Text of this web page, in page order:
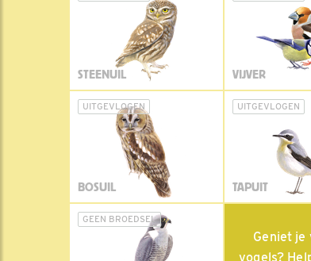
STEENUIL VIJVER
UITGEVLOGEN
BOSUIL
UITGEVLOGEN
TAPUIT
GEEN BROEDSEL
Geniet je
vogels?